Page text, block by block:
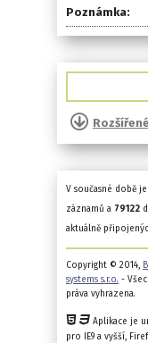
Poznámka:
V současné době
záznamů a 79122
aktuálně
Copyright © 2014,
systems s.r.o. -
práva vyhrazena.
Aplikace je
pro IE9 a vyšší,